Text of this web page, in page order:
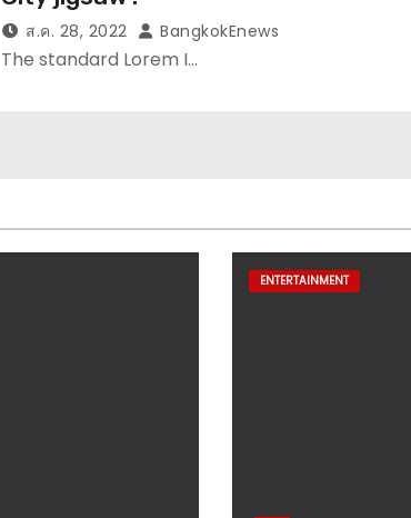
ส.ค. 28, 2022 BangkokEnews
The standard Lorem I…
ENTERTAINMENT